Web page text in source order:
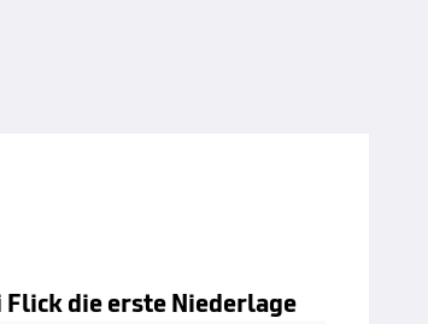
die erste Niederlage